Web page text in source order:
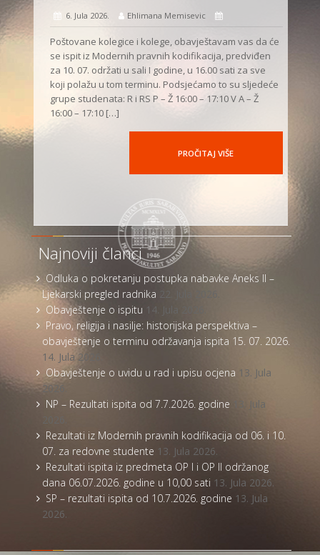
6. Jula 2026. Ehlimana Memisevic
Poštovane kolegice i kolege, obavještavam vas da će
se ispit iz Modernih pravnih kodifikacija, predviđen
za 10. 07. održati u sali I godine, u 16.00 sati za sve
koji polažu u tom terminu. Podsjećamo to su sljedeće
grupe studenata: R i RS P – Ž 16:00 – 17:10 V A – Ž
16:00 – 17:10 […]
PROČITAJ VIŠE
Najnoviji članci
Odluka o pokretanju postupka nabavke Aneks II –
Ljekarski pregled radnika 22. Jula 2026.
Obavještenje o ispitu 14. Jula 2026.
Pravo, religija i nasilje: historijska perspektiva –
obavještenje o terminu održavanja ispita 15. 07. 2026.
14. Jula 2026.
Obavještenje o uvidu u rad i upisu ocjena 13. Jula
2026.
NP – Rezultati ispita od 7.7.2026. godine
13. Jula
2026.
Rezultati iz Modernih pravnih kodifikacija od 06. i 10.
07. za redovne studente 13. Jula 2026.
Rezultati ispita iz predmeta OP I i OP II održanog
dana 06.07.2026. godine u 10,00 sati 13. Jula 2026.
SP – rezultati ispita od 10.7.2026. godine 13. Jula
2026.